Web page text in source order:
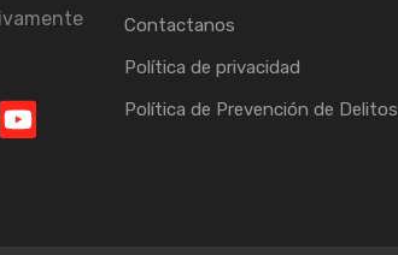
Contactanos
Política de privacidad
Política de Prevención de Delitos